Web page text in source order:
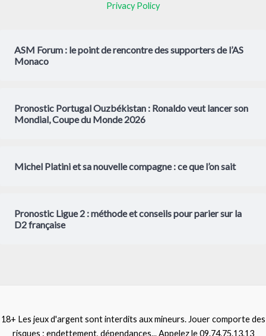
Privacy Policy
ASM Forum : le point de rencontre des supporters de l’AS
Monaco
Pronostic Portugal Ouzbékistan : Ronaldo veut lancer son
Mondial, Coupe du Monde 2026
Michel Platini et sa nouvelle compagne : ce que l’on sait
Pronostic Ligue 2 : méthode et conseils pour parier sur la
D2 française
18+ Les jeux d'argent sont interdits aux mineurs. Jouer comporte des
risques : endettement, dépendances... Appelez le 09.74.75.13.13